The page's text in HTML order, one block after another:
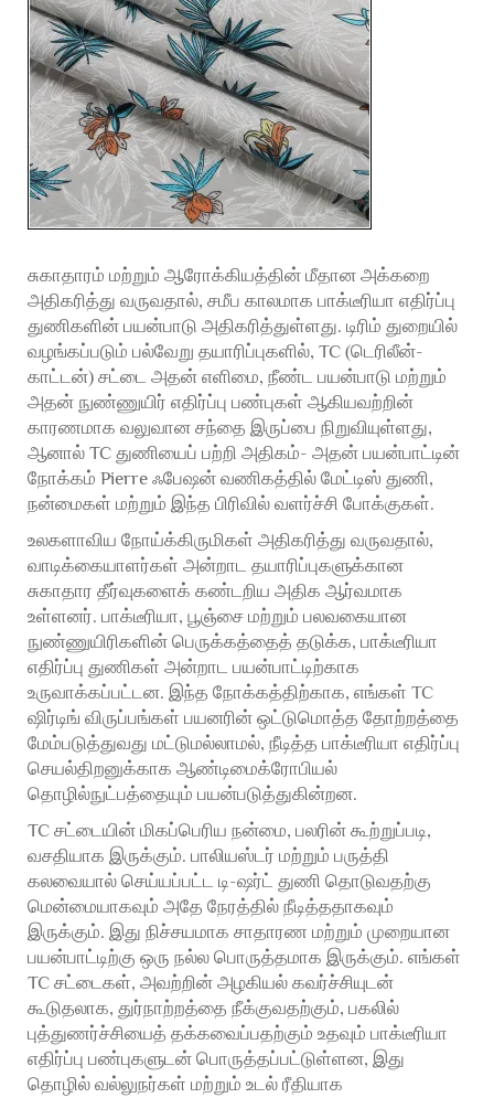
சுகாதாரம் மற்றும் ஆரோக்கியத்தின் மீதான அக்கறை
அதிகரித்து வருவதால், சமீப காலமாக பாக்டீரியா எதிர்ப்பு
துணிகளின் பயன்பாடு அதிகரித்துள்ளது. டிரிம் துறையில்
வழங்கப்படும் பல்வேறு தயாரிப்புகளில், TC (டெரிலீன்-
காட்டன்) சட்டை அதன் எளிமை, நீண்ட பயன்பாடு மற்றும்
அதன் நுண்ணுயிர் எதிர்ப்பு பண்புகள் ஆகியவற்றின்
காரணமாக வலுவான சந்தை இருப்பை நிறுவியுள்ளது,
ஆனால் TC துணியைப் பற்றி அதிகம்- அதன் பயன்பாட்டின்
நோக்கம் Pierre ஃபேஷன் வணிகத்தில் மேட்டிஸ் துணி,
நன்மைகள் மற்றும் இந்த பிரிவில் வளர்ச்சி போக்குகள்.
உலகளாவிய நோய்க்கிருமிகள் அதிகரித்து வருவதால்,
வாடிக்கையாளர்கள் அன்றாட தயாரிப்புகளுக்கான
சுகாதார தீர்வுகளைக் கண்டறிய அதிக ஆர்வமாக
உள்ளனர். பாக்டீரியா, பூஞ்சை மற்றும் பலவகையான
நுண்ணுயிரிகளின் பெருக்கத்தைத் தடுக்க, பாக்டீரியா
எதிர்ப்பு துணிகள் அன்றாட பயன்பாட்டிற்காக
உருவாக்கப்பட்டன. இந்த நோக்கத்திற்காக, எங்கள் TC
ஷிர்டிங் விருப்பங்கள் பயனரின் ஒட்டுமொத்த தோற்றத்தை
மேம்படுத்துவது மட்டுமல்லாமல், நீடித்த பாக்டீரியா எதிர்ப்பு
செயல்திறனுக்காக ஆண்டிமைக்ரோபியல்
தொழில்நுட்பத்தையும் பயன்படுத்துகின்றன.
TC சட்டையின் மிகப்பெரிய நன்மை, பலரின் கூற்றுப்படி,
வசதியாக இருக்கும். பாலியஸ்டர் மற்றும் பருத்தி
கலவையால் செய்யப்பட்ட டி-ஷர்ட் துணி தொடுவதற்கு
மென்மையாகவும் அதே நேரத்தில் நீடித்ததாகவும்
இருக்கும். இது நிச்சயமாக சாதாரண மற்றும் முறையான
பயன்பாட்டிற்கு ஒரு நல்ல பொருத்தமாக இருக்கும். எங்கள்
TC சட்டைகள், அவற்றின் அழகியல் கவர்ச்சியுடன்
கூடுதலாக, துர்நாற்றத்தை நீக்குவதற்கும், பகலில்
புத்துணர்ச்சியைத் தக்கவைப்பதற்கும் உதவும் பாக்டீரியா
எதிர்ப்பு பண்புகளுடன் பொருத்தப்பட்டுள்ளன, இது
தொழில் வல்லுநர்கள் மற்றும் உடல் ரீதியாக